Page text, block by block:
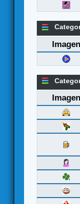
Imagen
Imagen